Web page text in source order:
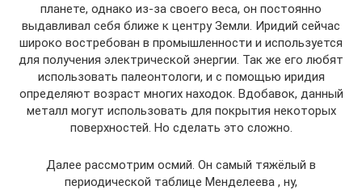
планете, однако из-за своего веса, он постоянно
выдавливал себя ближе к центру Земли. Иридий сейчас
широко востребован в промышленности и используется
для получения электрической энергии. Так же его любят
использовать палеонтологи, и с помощью иридия
определяют возраст многих находок. Вдобавок, данный
металл могут использовать для покрытия некоторых
поверхностей. Но сделать это сложно.
Далее рассмотрим осмий. Он самый тяжёлый в
периодической таблице Менделеева , ну,